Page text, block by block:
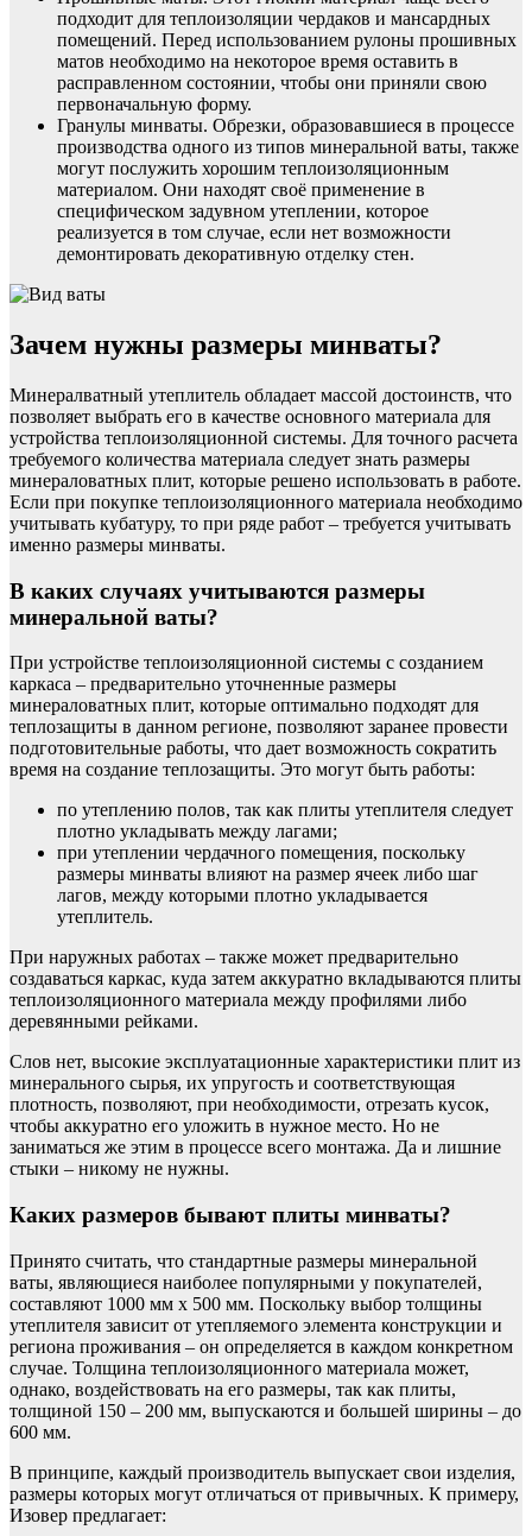
подходит для теплоизоляции чердаков и мансардных
помещений. Перед использованием рулоны прошивных
матов необходимо на некоторое время оставить в
расправленном состоянии, чтобы они приняли свою
первоначальную форму.
Гранулы минваты. Обрезки, образовавшиеся в процессе
производства одного из типов минеральной ваты, также
могут послужить хорошим теплоизоляционным
материалом. Они находят своё применение в
специфическом задувном утеплении, которое
реализуется в том случае, если нет возможности
демонтировать декоративную отделку стен.
Зачем нужны размеры минваты?
Минералватный утеплитель обладает массой достоинств, что
позволяет выбрать его в качестве основного материала для
устройства теплоизоляционной системы. Для точного расчета
требуемого количества материала следует знать размеры
минераловатных плит, которые решено использовать в работе.
Если при покупке теплоизоляционного материала необходимо
учитывать кубатуру, то при ряде работ – требуется учитывать
именно размеры минваты.
В каких случаях учитываются размеры
минеральной ваты?
При устройстве теплоизоляционной системы с созданием
каркаса – предварительно уточненные размеры
минераловатных плит, которые оптимально подходят для
теплозащиты в данном регионе, позволяют заранее провести
подготовительные работы, что дает возможность сократить
время на создание теплозащиты. Это могут быть работы:
по утеплению полов, так как плиты утеплителя следует
плотно укладывать между лагами;
при утеплении чердачного помещения, поскольку
размеры минваты влияют на размер ячеек либо шаг
лагов, между которыми плотно укладывается
утеплитель.
При наружных работах – также может предварительно
создаваться каркас, куда затем аккуратно вкладываются плиты
теплоизоляционного материала между профилями либо
деревянными рейками.
Слов нет, высокие эксплуатационные характеристики плит из
минерального сырья, их упругость и соответствующая
плотность, позволяют, при необходимости, отрезать кусок,
чтобы аккуратно его уложить в нужное место. Но не
заниматься же этим в процессе всего монтажа. Да и лишние
стыки – никому не нужны.
Каких размеров бывают плиты минваты?
Принято считать, что стандартные размеры минеральной
ваты, являющиеся наиболее популярными у покупателей,
составляют 1000 мм х 500 мм. Поскольку выбор толщины
утеплителя зависит от утепляемого элемента конструкции и
региона проживания – он определяется в каждом конкретном
случае. Толщина теплоизоляционного материала может,
однако, воздействовать на его размеры, так как плиты,
толщиной 150 – 200 мм, выпускаются и большей ширины – до
600 мм.
В принципе, каждый производитель выпускает свои изделия,
размеры которых могут отличаться от привычных. К примеру,
Изовер предлагает: